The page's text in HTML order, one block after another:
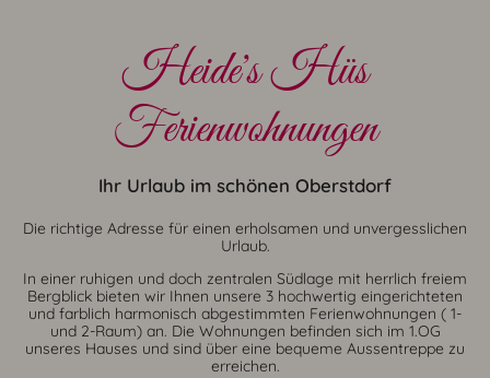
08322 3500
Heide's Hüs
Ferienwohnungen
Ihr Urlaub im schönen Oberstdorf
Die richtige Adresse für einen erholsamen und unvergesslichen
Urlaub.
In einer ruhigen und doch zentralen Südlage mit herrlich freiem
Bergblick bieten wir Ihnen unsere 3 hochwertig eingerichteten
und farblich harmonisch abgestimmten Ferienwohnungen ( 1-
und 2-Raum) an. Die Wohnungen befinden sich im 1.OG
unseres Hauses und sind über eine bequeme Aussentreppe zu
erreichen.